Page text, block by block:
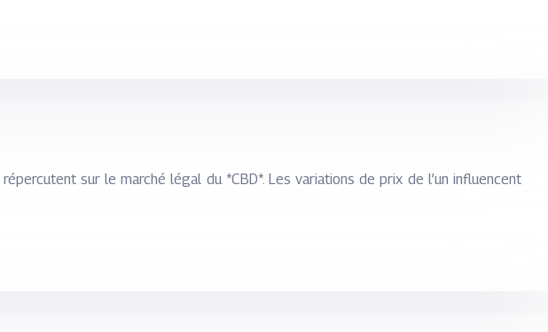
sur le marché légal du *CBD*. Les variations de prix de l’un influencent